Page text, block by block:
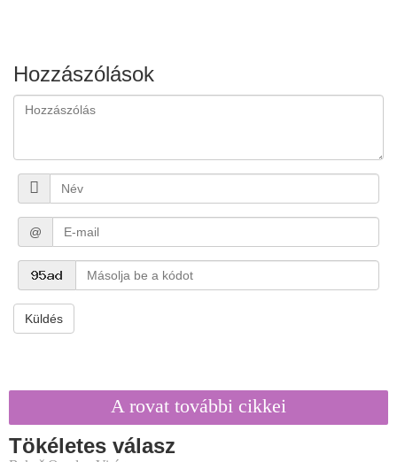
Hozzászólások
@
Küldés
A rovat további cikkei
Tökéletes válasz